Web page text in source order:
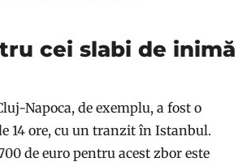
cei slabi de inimă
Napoca, de exemplu, a fost o
14 ore, cu un tranzit în Istanbul.
de euro pentru acest zbor este